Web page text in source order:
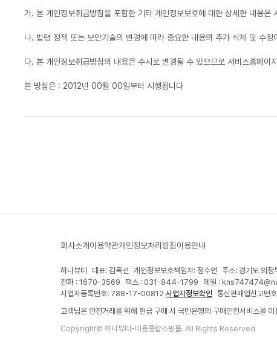
가. 본 개인정보취급방침을 포함한 기타 개인정보보호에 대한 상세한 내용
나. 법령 정책 또는 보안기술의 변경에 따라 중요한 내용의 추가 삭제 및 수
다. 본 개인정보취급방침의 내용은 수시로 변경될 수 있으므로 서비스홈페이
본 방침은 : 2012년 00월 00일부터 시행됩니다
회사소개이용약관개인정보처리방침이용안내
하나뷰티 대표: 김옥선 개인정보보호책임자: 정수연 주소: 경기도 의
전화 : 1670-3569 팩스 : 031-844-1799 메일 :
사업자등록번호: 788-17-00812 사업자정보확인 통신판매업신고번
고객님은 안전거래를 위해 현금 구매 시 국민은행의 구매안전서비스를
Copyright© 하나뷰티-미용종합쇼핑몰. All Rights Reserved